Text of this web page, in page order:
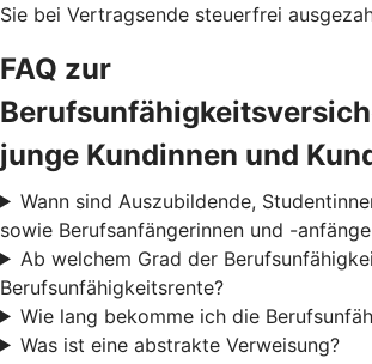
Sie bei Vertragsende steuerfrei
FAQ zur
junge Kundinnen und
Wann sind Auszubildende,
sowie Berufsanfängerinnen und -
Ab welchem Grad der
Berufsunfähigkeitsrente?
Wie lang bekomme ich die
Was ist eine abstrakte Verweisung?